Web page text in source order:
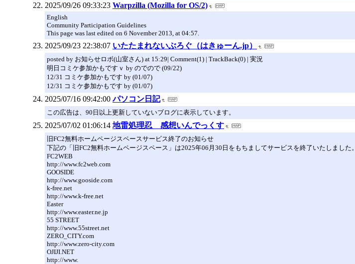
2025/09/26 09:33:23 Warpzilla (Mozilla for OS/2)
English
Community Participation Guidelines
This page was last edited on 6 November 2013, at 04:57.
2025/09/23 22:38:07 いたたまれないぶろぐ（はきゅーん.jp）
posted by お知らせロボ(山室さん) at 15:29| Comment(1) | TrackBack(0) | 実況
明日コミケ参加かもですｖ by のでので (09/22)
12/31 コミケ参加かもです by (01/07)
12/31 コミケ参加かもです by (01/07)
2025/07/16 09:42:00 パソコン日記
この広告は、90日以上更新していないブログに表示しています。
2025/07/02 01:06:14 地雷処理忍 感想いんでっくす
旧FC2無料ホームページスペースサービス終了のお知らせ
下記の「旧FC2無料ホームページスペース」は2025年06月30日をもちましてサービスを終了いたしました。
FC2WEB
http://www.fc2web.com
GOOSIDE
http://www.gooside.com
k-free.net
http://www.k-free.net
Easter
http://www.easter.ne.jp
55 STREET
http://www.55street.net
ZERO_CITY.com
http://www.zero-city.com
OJIJI.NET
http://www.